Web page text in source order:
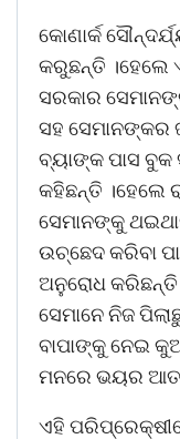
କୋଣାର୍କ
କରୁଛନ୍ତି ।ହେଲେ
ସରକାର
ସହ ସେମାନଙ୍କର
ବ୍ୟାଙ୍କ ପାସ
କହିଛନ୍ତି ।ହେଲେ
ସେମାନଙ୍କୁ
ଉଚ୍ଛେଦ କରିବା
ଅନୁରୋଧ
ସେମାନେ ନିଜ
ବାପାଙ୍କୁ ନେଇ
ମନରେ ଭୟର
ଏହି